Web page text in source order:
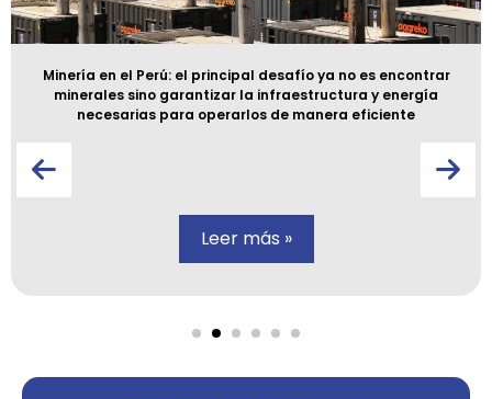
Minería en el Perú: el principal desafío ya no es encontrar
minerales sino garantizar la infraestructura y energía
necesarias para operarlos de manera eficiente
Leer más »